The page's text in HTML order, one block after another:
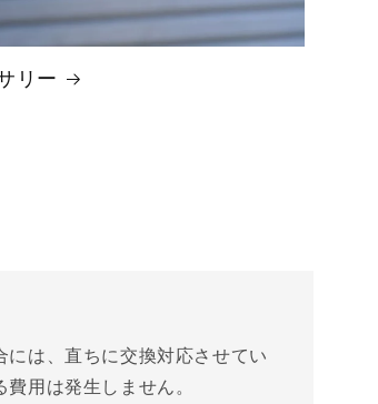
リー
は、直ちに交換対応させてい
用は発生しません。